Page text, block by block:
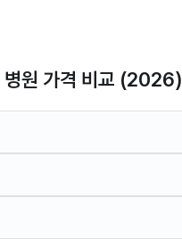
병원 가격 비교 (2026)